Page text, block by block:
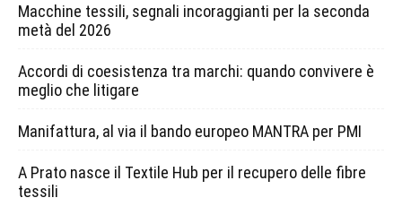
Macchine tessili, segnali incoraggianti per la seconda
metà del 2026
Accordi di coesistenza tra marchi: quando convivere è
meglio che litigare
Manifattura, al via il bando europeo MANTRA per PMI
A Prato nasce il Textile Hub per il recupero delle fibre
tessili